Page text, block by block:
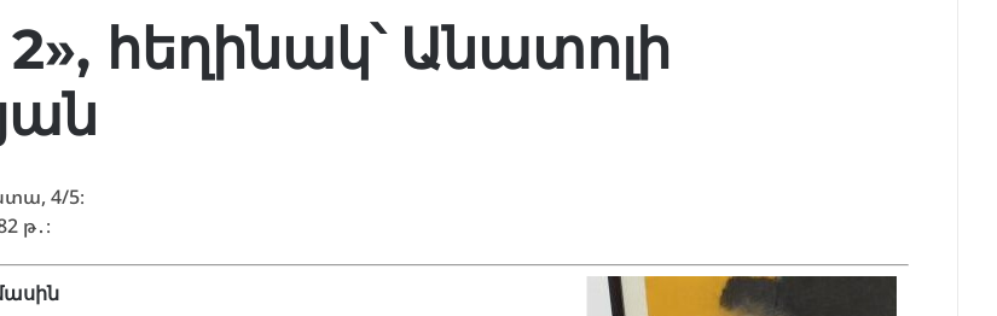
հեղինակ՝ Անատոլի
4/5։
թ․։